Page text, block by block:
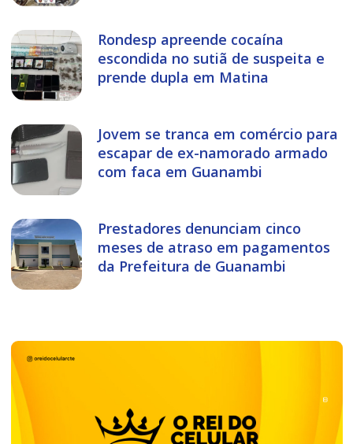
Rondesp apreende cocaína
escondida no sutiã de suspeita e
prende dupla em Matina
Jovem se tranca em comércio para
escapar de ex-namorado armado
com faca em Guanambi
Prestadores denunciam cinco
meses de atraso em pagamentos
da Prefeitura de Guanambi